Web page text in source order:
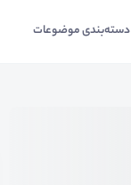
دسته‌بندی موضوعات